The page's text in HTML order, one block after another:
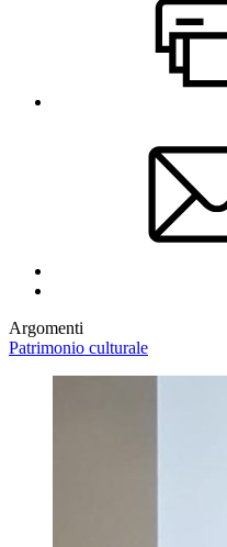
Argomenti
Patrimonio culturale